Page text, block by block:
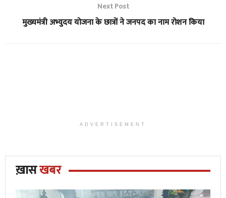
Next Post
मुख्यमंत्री अभ्युदय योजना के छात्रों ने जनपद का नाम रोशन किया
ADVERTISEMENT
ख़ासखबर